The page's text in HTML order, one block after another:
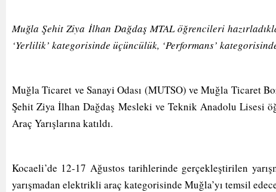
Muğla Şehit Ziya İlhan Dağdaş MTAL öğrencileri
‘Yerlilik’ kategorisinde üçüncülük, ‘Performans’
Muğla Ticaret ve Sanayi Odası (MUTSO) ve Muğla Ticaret
Şehit Ziya İlhan Dağdaş Mesleki ve Teknik Anadolu Lisesi
Araç Yarışlarına katıldı.
Kocaeli’de 12-17 Ağustos tarihlerinde gerçekleştirilen
yarışmadan elektrikli araç kategorisinde Muğla’yı temsil